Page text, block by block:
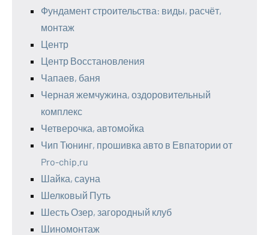
Фундамент строительства: виды, расчёт,
монтаж
Центр
Центр Восстановления
Чапаев, баня
Черная жемчужина, оздоровительный
комплекс
Четверочка, автомойка
Чип Тюнинг, прошивка авто в Евпатории от
Pro-chip.ru
Шайка, сауна
Шелковый Путь
Шесть Озер, загородный клуб
Шиномонтаж